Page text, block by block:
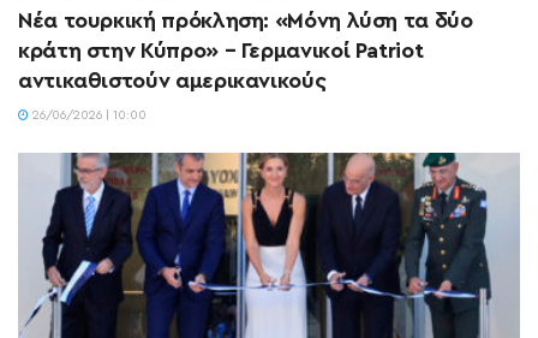
Νέα τουρκική πρόκληση: «Μόνη λύση τα δύο
κράτη στην Κύπρο» – Γερμανικοί Patriot
αντικαθιστούν αμερικανικούς
26/06/2026 | 10:00